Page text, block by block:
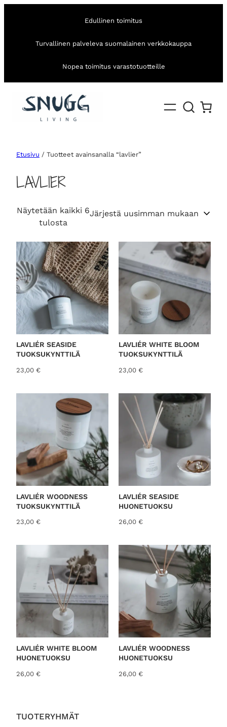
Edullinen toimitus
Turvallinen palveleva suomalainen verkkokauppa
Nopea toimitus varastotuotteille
TUOTERYHMÄT
Etusivu / Tuotteet avainsanalla “lavlier”
LAVLIER
Näytetään kaikki 6
tulostaS
r
t
e
d
b
a
t
e
LAVLIÉR SEASIDE
TUOKSUKYNTTILÄ
23,00 €
LAVLIÉR WHITE BLOOM
TUOKSUKYNTTILÄ
23,00 €
LAVLIÉR WOODNESS
TUOKSUKYNTTILÄ
23,00 €
LAVLIÉR SEASIDE
HUONETUOKSU
26,00 €
LAVLIÉR WHITE BLOOM
HUONETUOKSU
26,00 €
LAVLIÉR WOODNESS
HUONETUOKSU
26,00 €